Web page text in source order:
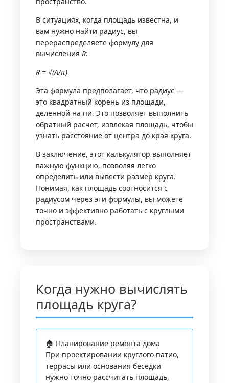
В ситуациях, когда площадь известна, и
вам нужно найти радиус, вы
перераспределяете формулу для
вычисления R:
R = √(A/π)
Эта формула предполагает, что радиус —
это квадратный корень из площади,
деленной на пи. Это позволяет выполнить
обратный расчет, извлекая площадь, чтобы
узнать расстояние от центра до края круга.
В заключение, этот калькулятор выполняет
важную функцию, позволяя легко
определить или вывести размер круга.
Понимая, как площадь соотносится с
радиусом через эти формулы, вы можете
точно и эффективно работать с круглыми
пространствами.
Когда нужно вычислять
площадь круга?
🏠 Планирование ремонта дома
При проектировании круглого патио,
террасы или основания беседки
нужно точно рассчитать площадь,